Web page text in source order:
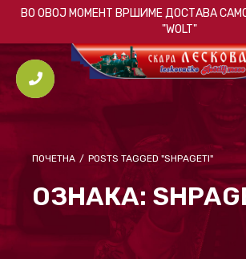
ВО ОВОЈ МОМЕНТ ВРШИМЕ ДОСТАВА
"WOLT"
ПОЧЕТНА / POSTS TAGGED "SHPAGETI"
ОЗНАКА: